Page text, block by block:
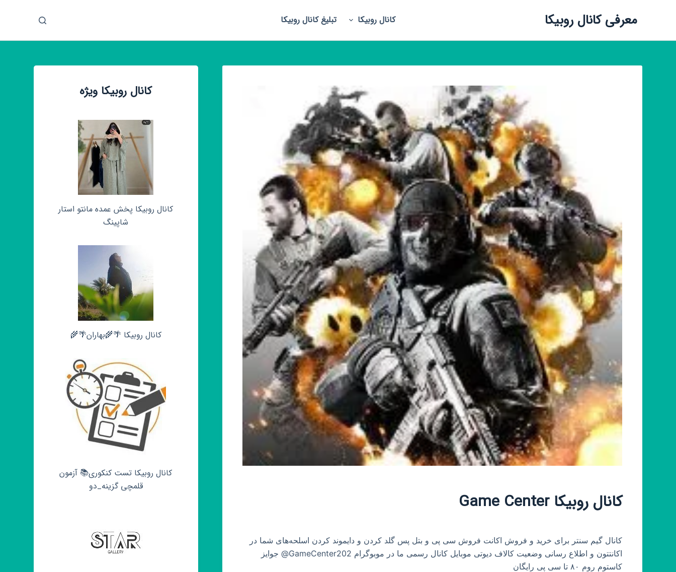
ش
معرفی کانال روبیکا کانال روبیکا تبلیغ کانال روبیکا
کانال روبیکا Game Center
کانال گیم سنتر برای خرید و فروش اکانت فروش سی پی و بتل پس گلد کردن و دایموند کردن اسلحه‌های شما در
اکانتتون و اطلاع رسانی وضعیت کالاف دیوتی موبایل کانال رسمی ما در موبوگرام GameCenter202@ جوایز
کاستوم روم ۸۰ تا سی پی رایگان
کانال روبیکا ویژه
کانال روبیکا پخش عمده مانتو استار
شاپینگ
کانال روبیکا 🌴🌾بهاران🌴🌾
کانال روبیکا تست کنکوری📚 آزمون
قلمچی‌‌ گزینه_دو